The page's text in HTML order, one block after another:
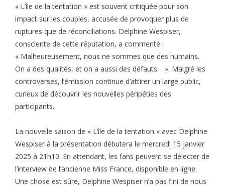
« L’île de la tentation » est souvent critiquée pour son
impact sur les couples, accusée de provoquer plus de
ruptures que de réconciliations. Delphine Wespiser,
consciente de cette réputation, a commenté :
« Malheureusement, nous ne sommes que des humains.
On a des qualités, et on a aussi des défauts… ». Malgré les
controverses, l’émission continue d’attirer un large public,
curieux de découvrir les nouvelles péripéties des
participants.
La nouvelle saison de « L’île de la tentation » avec Delphine
Wespiser à la présentation débutera le mercredi 15 janvier
2025 à 21h10. En attendant, les fans peuvent se délecter de
l’interview de l’ancienne Miss France, disponible en ligne.
Une chose est sûre, Delphine Wespiser n’a pas fini de nous